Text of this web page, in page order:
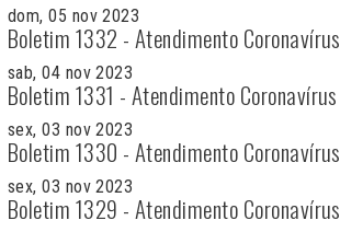
dom, 05 nov 2023
Boletim 1332 - Atendimento Coronavírus
sab, 04 nov 2023
Boletim 1331 - Atendimento Coronavírus
sex, 03 nov 2023
Boletim 1330 - Atendimento Coronavírus
sex, 03 nov 2023
Boletim 1329 - Atendimento Coronavírus